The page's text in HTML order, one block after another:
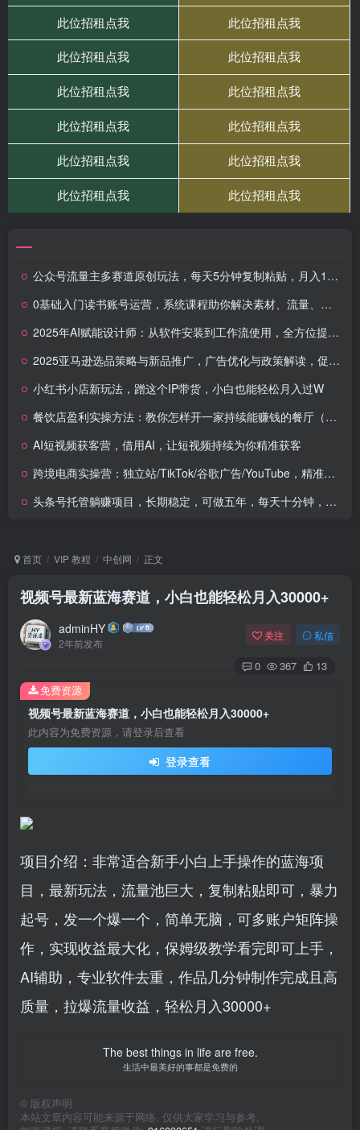
公众号流量主多赛道原创玩法，每天5分钟复制粘贴，月入1万＋
0基础入门读书账号运营，系统课程助你解决素材、流量、变现等难题
2025年AI赋能设计师：从软件安装到工作流使用，全方位提升职场硬实力
2025亚马逊选品策略与新品推广，广告优化与政策解读，促销活动与运营规划
小红书小店新玩法，蹭这个IP带货，小白也能轻松月入过W
餐饮店盈利实操方法：教你怎样开一家持续能赚钱的餐厅（25节）
AI短视频获客营，借用AI，让短视频持续为你精准获客
跨境电商实操营：独立站/TikTok/谷歌广告/YouTube，精准选品与高效引流
头条号托管躺赚项目，长期稳定，可做五年，每天十分钟，收益几百块
首页 VIP 教程 中创网 正文
视频号最新蓝海赛道，小白也能轻松月入30000+
adminHY
2年前发布
关注 私信
0 367 13
视频号最新蓝海赛道，小白也能轻松月入30000+
此内容为免费资源，请登录后查看
登录查看
免费资源
项目介绍：非常适合新手小白上手操作的蓝海项
目，最新玩法，流量池巨大，复制粘贴即可，暴力
起号，发一个爆一个，简单无脑，可多账户矩阵操
作，实现收益最大化，保姆级教学看完即可上手，
AI辅助，专业软件去重，作品几分钟制作完成且高
质量，拉爆流量收益，轻松月入30000+
The best things in life are free.
生活中最美好的事都是免费的
© 版权声明
本站文章内容可能来源于网络, 仅供大家学习与参考,